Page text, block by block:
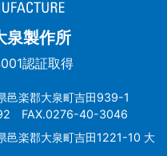
泉製作所
認証取得
楽郡大泉町吉田939-1
FAX.0276-40-3046
楽郡大泉町吉田1221-10 大